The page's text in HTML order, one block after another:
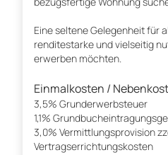
Eine seltene Gelegenheit für
renditestarke und vielseitig
erwerben möchten.
Einmalkosten /
3,5% Grunderwerbsteuer
1,1%
3,0% Vermittlungsprovision
Vertragserrichtungskosten